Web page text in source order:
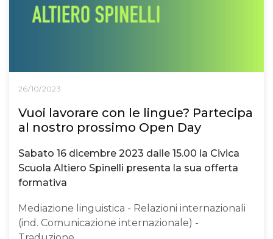
26/10/2023
Vuoi lavorare con le lingue? Partecipa
al nostro prossimo Open Day
Sabato 16 dicembre 2023 dalle 15.00 la Civica
Scuola Altiero Spinelli presenta la sua offerta
formativa
Mediazione linguistica - Relazioni internazionali
(ind. Comunicazione internazionale) -